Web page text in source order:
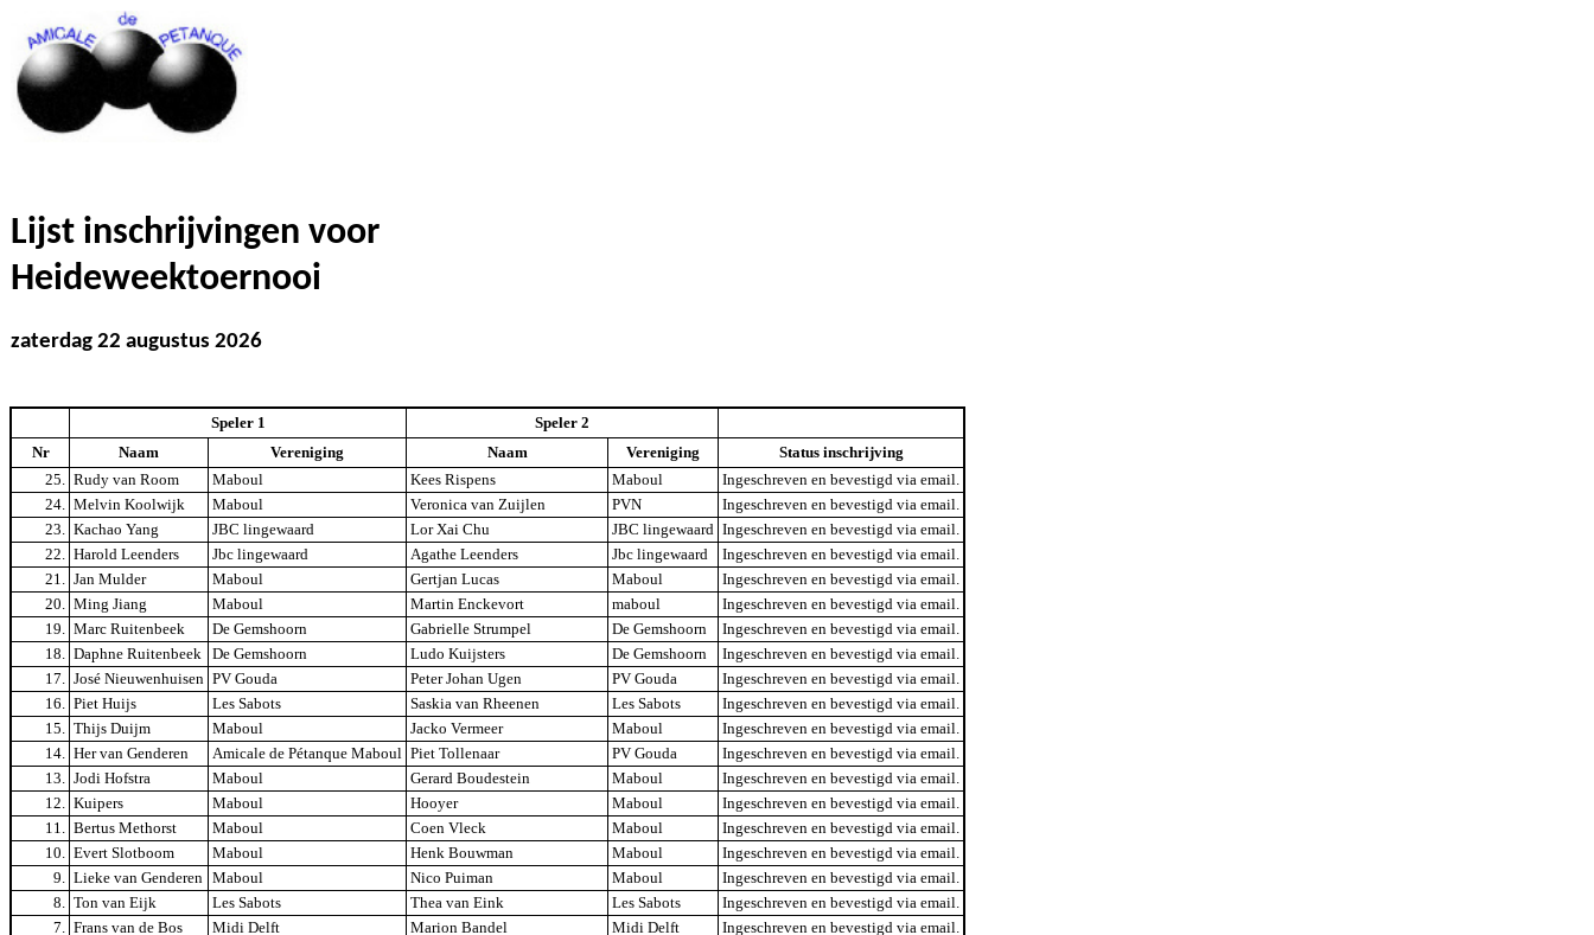
Lijst inschrijvingen voor
Heideweektoernooi
zaterdag 22 augustus 2026
Speler 1
Speler 2
Nr
Naam Vereniging Naam Vereniging
Status inschrijving
25. Rudy van Room Maboul Kees Rispens Maboul
Ingeschreven en bevestigd via email.
24. Melvin Koolwijk Maboul Veronica van Zuijlen PVN
Ingeschreven en bevestigd via email.
23. Kachao Yang JBC lingewaard Lor Xai Chu JBC lingewaard Ingeschreven en bevestigd via email.
22. Harold Leenders Jbc lingewaard Agathe Leenders Jbc lingewaard
Ingeschreven en bevestigd via email.
21. Jan Mulder Maboul Gertjan Lucas Maboul
Ingeschreven en bevestigd via email.
20. Ming Jiang Maboul Martin Enckevort maboul
Ingeschreven en bevestigd via email.
19. Marc Ruitenbeek De Gemshoorn Gabrielle Strumpel De Gemshoorn
Ingeschreven en bevestigd via email.
18. Daphne Ruitenbeek De Gemshoorn Ludo Kuijsters De Gemshoorn
Ingeschreven en bevestigd via email.
17. José Nieuwenhuisen PV Gouda Peter Johan Ugen PV Gouda
Ingeschreven en bevestigd via email.
16. Piet Huijs Les Sabots Saskia van Rheenen Les Sabots
Ingeschreven en bevestigd via email.
15. Thijs Duijm Maboul Jacko Vermeer Maboul
Ingeschreven en bevestigd via email.
14. Her van Genderen Amicale de Pétanque Maboul Piet Tollenaar PV Gouda
Ingeschreven en bevestigd via email.
13. Jodi Hofstra Maboul Gerard Boudestein Maboul
Ingeschreven en bevestigd via email.
12. Kuipers Maboul Hooyer Maboul
Ingeschreven en bevestigd via email.
11. Bertus Methorst Maboul Coen Vleck Maboul
Ingeschreven en bevestigd via email.
10. Evert Slotboom Maboul Henk Bouwman Maboul
Ingeschreven en bevestigd via email.
9. Lieke van Genderen Maboul Nico Puiman Maboul
Ingeschreven en bevestigd via email.
8. Ton van Eijk Les Sabots Thea van Eink Les Sabots
Ingeschreven en bevestigd via email.
7. Frans van de Bos Midi Delft Marion Bandel Midi Delft
Ingeschreven en bevestigd via email.